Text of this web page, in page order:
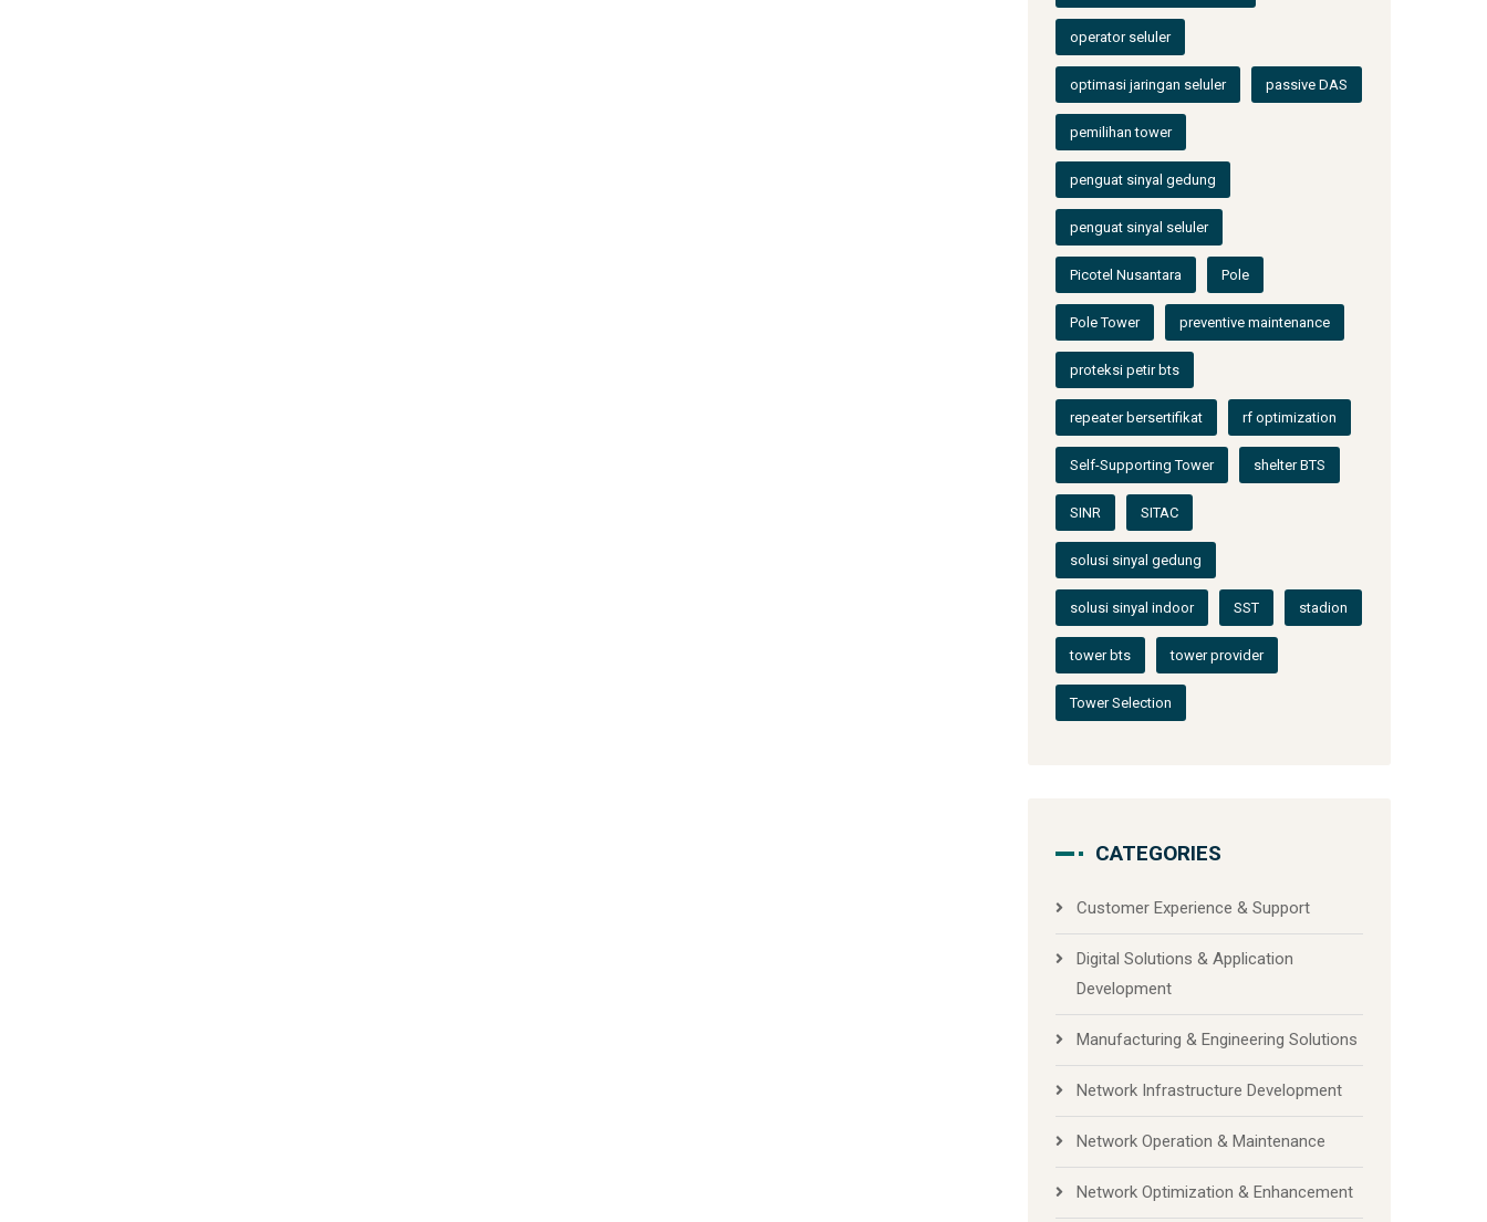
operator seluler
optimasi jaringan seluler passive DAS
pemilihan tower
penguat sinyal gedung
penguat sinyal seluler
Picotel Nusantara Pole
Pole Tower preventive maintenance
proteksi petir bts
repeater bersertifikat rf optimization
Self-Supporting Tower shelter BTS
SINR SITAC
solusi sinyal gedung
solusi sinyal indoor SST stadion
tower bts tower provider
Tower Selection
CATEGORIES
Customer Experience & Support
Digital Solutions & Application
Development
Manufacturing & Engineering Solutions
Network Infrastructure Development
Network Operation & Maintenance
Network Optimization & Enhancement